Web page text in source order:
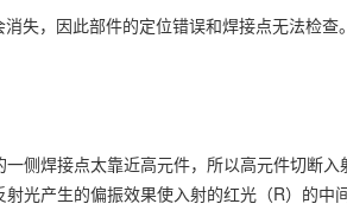
失，因此部件的定位错误和焊接点无法检查
侧焊接点太靠近高元件，所以高元件切断入
光产生的偏振效果使入射的红光（R）的中